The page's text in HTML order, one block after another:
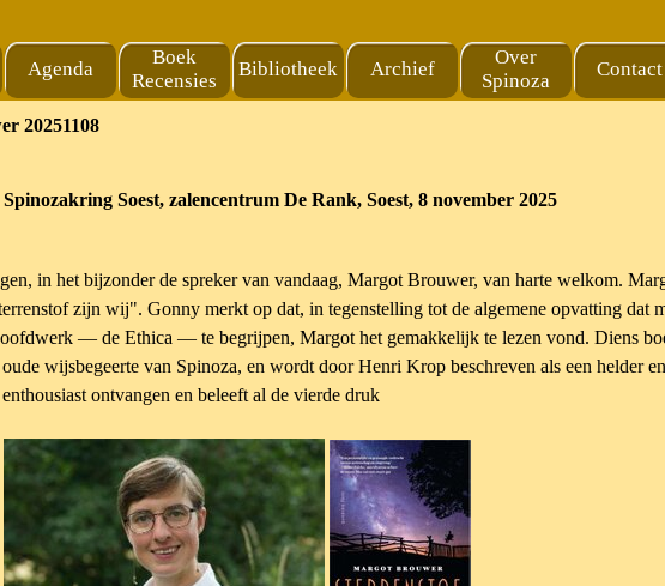
Menu overslaan
Agenda
Boek
Recensies
Bibliotheek ▼
Archief ▼
Over
Spinoza
Contact
20251108
Soest, zalencentrum De Rank, Soest, 8 november 2025
in het bijzonder de spreker van vandaag, Margot Brouwer, van harte welkom.
zijn wij". Gonny merkt op dat, in tegenstelling tot de algemene opvatting dat
— de Ethica — te begrijpen, Margot het gemakkelijk te lezen vond. Diens
wijsbegeerte van Spinoza, en wordt door Henri Krop beschreven als een helder
ontvangen en beleeft al de vierde druk